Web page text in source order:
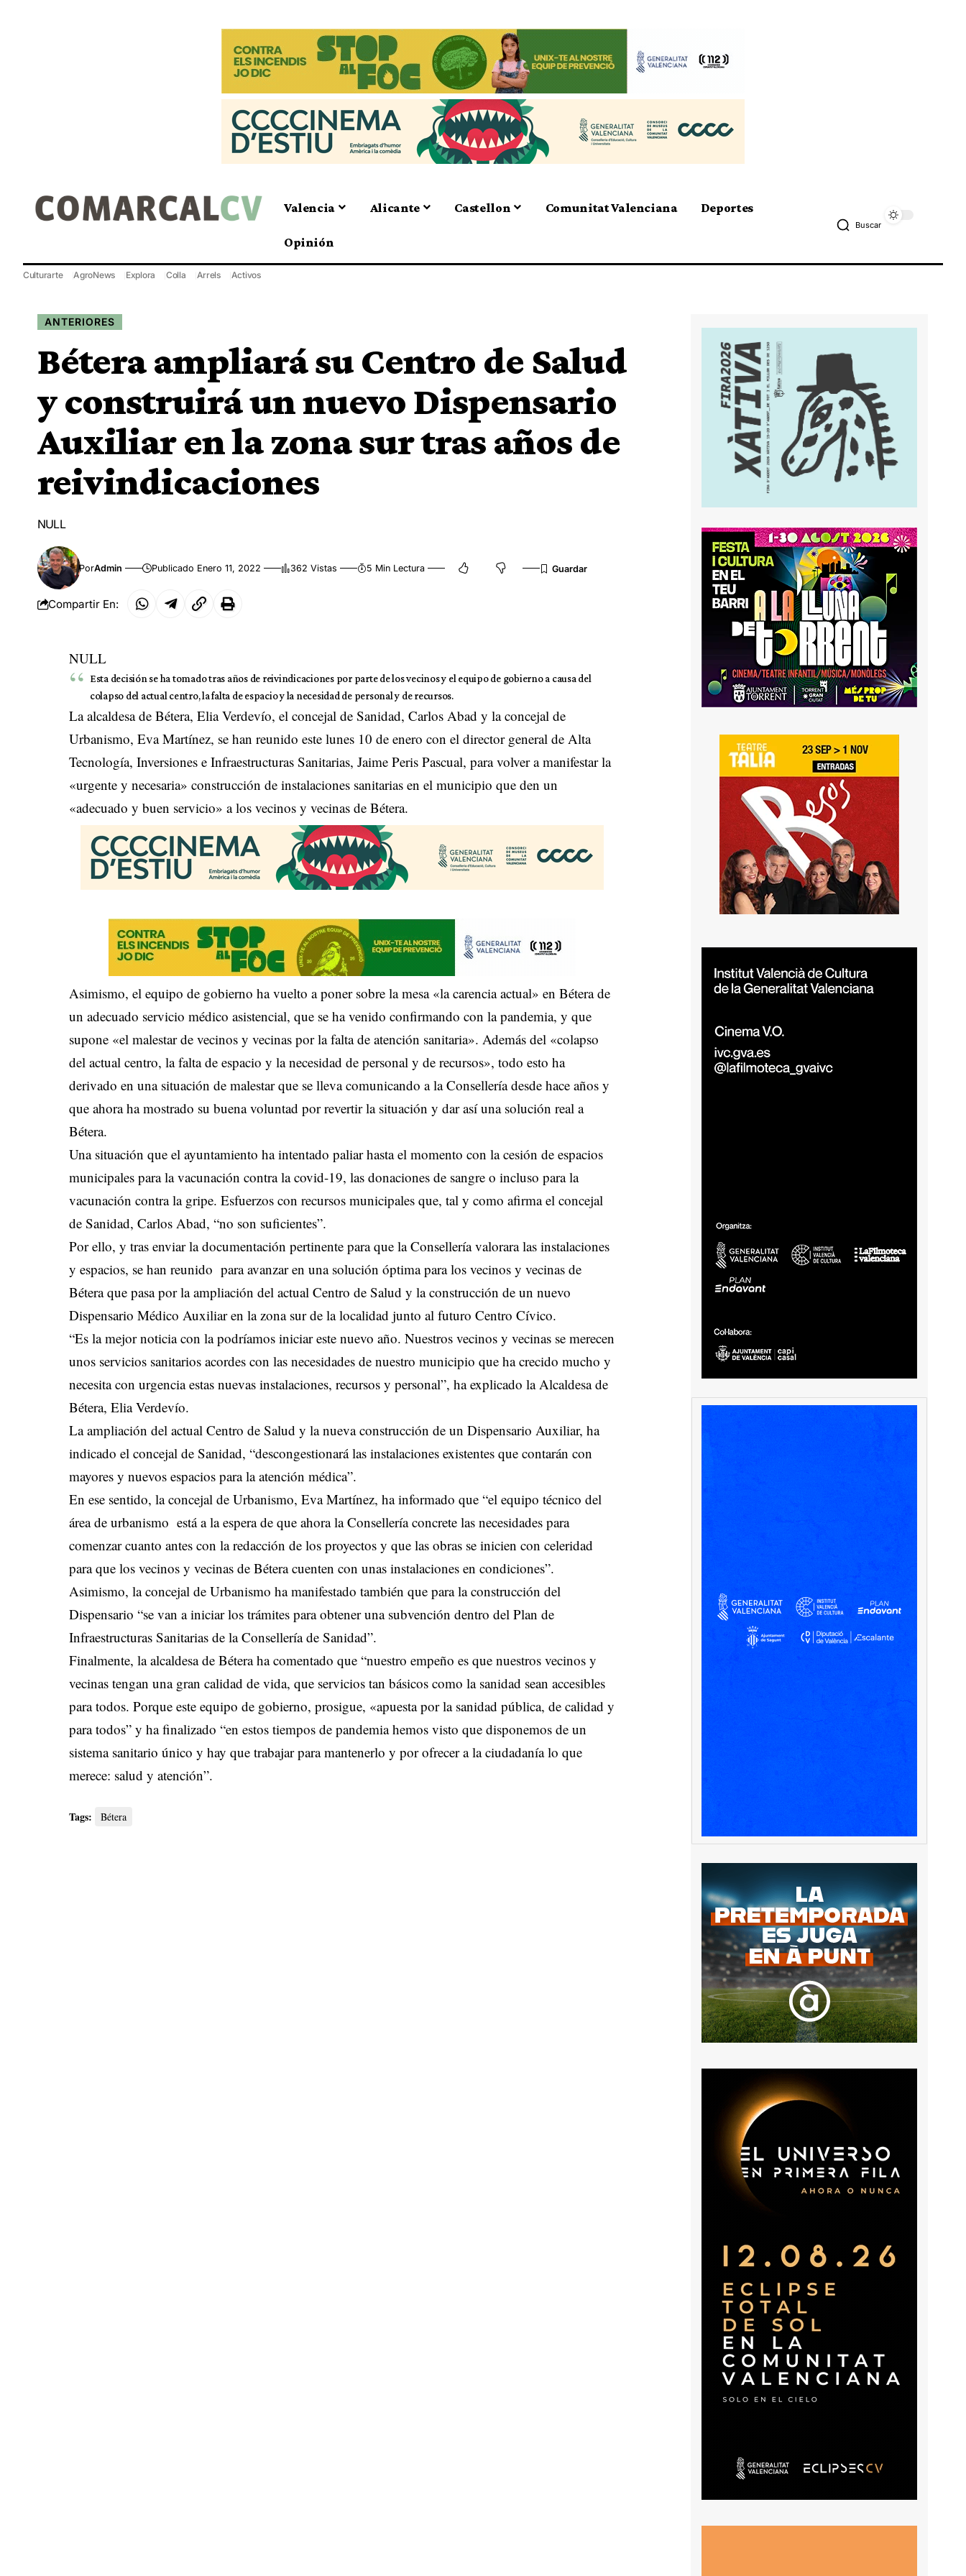
Valencia Alicante Castellon Comunitat Valenciana Deportes
Opinión
Buscar
Culturarte AgroNews Explora Colla Arrels Activos
ANTERIORES
Bétera ampliará su Centro de Salud
y construirá un nuevo Dispensario
Auxiliar en la zona sur tras años de
reivindicaciones
NULL
PorAdmin Publicado Enero 11, 2022 362 Vistas 5 Min Lectura
Compartir En:
NULL
Esta decisión se ha tomado tras años de reivindicaciones por parte de los vecinos y el equipo de gobierno a causa del
colapso del actual centro, la falta de espacio y la necesidad de personal y de recursos.
La alcaldesa de Bétera, Elia Verdevío, el concejal de Sanidad, Carlos Abad y la concejal de
Urbanismo, Eva Martínez, se han reunido este lunes 10 de enero con el director general de Alta
Tecnología, Inversiones e Infraestructuras Sanitarias, Jaime Peris Pascual, para volver a manifestar la
«urgente y necesaria» construcción de instalaciones sanitarias en el municipio que den un
«adecuado y buen servicio» a los vecinos y vecinas de Bétera.
Asimismo, el equipo de gobierno ha vuelto a poner sobre la mesa «la carencia actual» en Bétera de
un adecuado servicio médico asistencial, que se ha venido confirmando con la pandemia, y que
supone «el malestar de vecinos y vecinas por la falta de atención sanitaria». Además del «colapso
del actual centro, la falta de espacio y la necesidad de personal y de recursos», todo esto ha
derivado en una situación de malestar que se lleva comunicando a la Consellería desde hace años y
que ahora ha mostrado su buena voluntad por revertir la situación y dar así una solución real a
Bétera.
Una situación que el ayuntamiento ha intentado paliar hasta el momento con la cesión de espacios
municipales para la vacunación contra la covid-19, las donaciones de sangre o incluso para la
vacunación contra la gripe. Esfuerzos con recursos municipales que, tal y como afirma el concejal
de Sanidad, Carlos Abad, “no son suficientes”.
Por ello, y tras enviar la documentación pertinente para que la Consellería valorara las instalaciones
y espacios, se han reunido para avanzar en una solución óptima para los vecinos y vecinas de
Bétera que pasa por la ampliación del actual Centro de Salud y la construcción de un nuevo
Dispensario Médico Auxiliar en la zona sur de la localidad junto al futuro Centro Cívico.
“Es la mejor noticia con la podríamos iniciar este nuevo año. Nuestros vecinos y vecinas se merecen
unos servicios sanitarios acordes con las necesidades de nuestro municipio que ha crecido mucho y
necesita con urgencia estas nuevas instalaciones, recursos y personal”, ha explicado la Alcaldesa de
Bétera, Elia Verdevío.
La ampliación del actual Centro de Salud y la nueva construcción de un Dispensario Auxiliar, ha
indicado el concejal de Sanidad, “descongestionará las instalaciones existentes que contarán con
mayores y nuevos espacios para la atención médica”.
En ese sentido, la concejal de Urbanismo, Eva Martínez, ha informado que “el equipo técnico del
área de urbanismo está a la espera de que ahora la Consellería concrete las necesidades para
comenzar cuanto antes con la redacción de los proyectos y que las obras se inicien con celeridad
para que los vecinos y vecinas de Bétera cuenten con unas instalaciones en condiciones”.
Asimismo, la concejal de Urbanismo ha manifestado también que para la construcción del
Dispensario “se van a iniciar los trámites para obtener una subvención dentro del Plan de
Infraestructuras Sanitarias de la Consellería de Sanidad”.
Finalmente, la alcaldesa de Bétera ha comentado que “nuestro empeño es que nuestros vecinos y
vecinas tengan una gran calidad de vida, que servicios tan básicos como la sanidad sean accesibles
para todos. Porque este equipo de gobierno, prosigue, «apuesta por la sanidad pública, de calidad y
para todos” y ha finalizado “en estos tiempos de pandemia hemos visto que disponemos de un
sistema sanitario único y hay que trabajar para mantenerlo y por ofrecer a la ciudadanía lo que
merece: salud y atención”.
Tags: Bétera